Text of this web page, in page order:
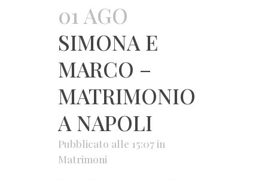
01 AGO
SIMONA E
MARCO –
MATRIMONIO
A NAPOLI
Pubblicato alle 15:07in
Matrimoni